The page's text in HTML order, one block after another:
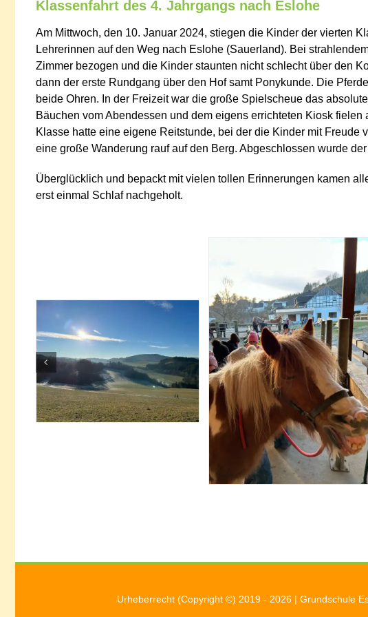
Klassenfahrt des 4. Jahrgangs nach Eslohe
Am Mittwoch, den 10. Januar 2024, stiegen die Kinder der vierten
Lehrerinnen auf den Weg nach Eslohe (Sauerland). Bei
Zimmer bezogen und die Kinder staunten nicht schlecht über den
dann der erste Rundgang über den Hof samt Ponykunde. Die
beide Ohren. In der Freizeit war die große Spielscheue das
Bäuchen vom Abendessen und dem eigens errichteten Kiosk
Klasse hatte eine eigene Reitstunde, bei der die Kinder mit
eine große Wanderung rauf auf den Berg. Abgeschlossen wurde
Überglücklich und bepackt mit vielen tollen Erinnerungen kamen
erst einmal Schlaf nachgeholt.
Urheberrecht (Copyright ©) 2019 - 2026 | Grundschule